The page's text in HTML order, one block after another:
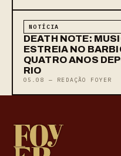
NOTÍCIA
DEATH NOTE:
ESTREIA NO
QUATRO ANOS
RIO
05.08 — REDAÇÃO FOYER